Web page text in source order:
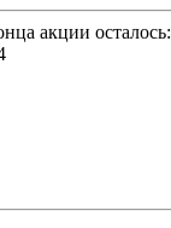
акции осталось: